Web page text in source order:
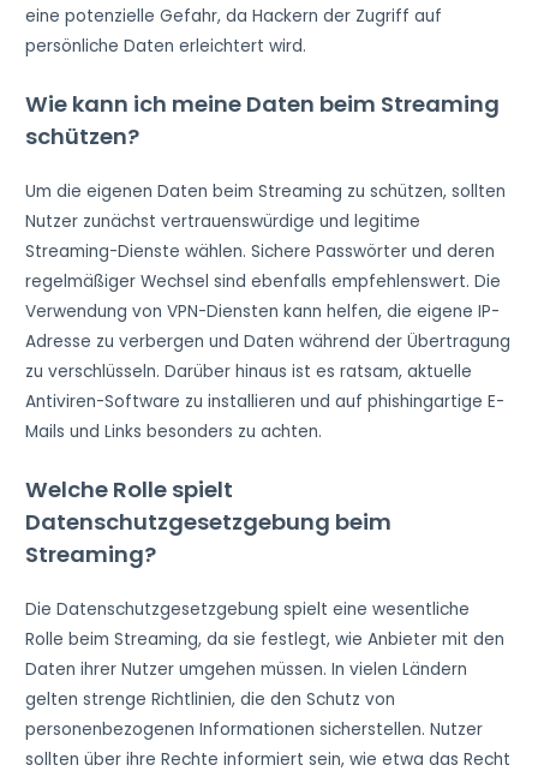
eine potenzielle Gefahr, da Hackern der Zugriff auf
persönliche Daten erleichtert wird.
Wie kann ich meine Daten beim Streaming
schützen?
Um die eigenen Daten beim Streaming zu schützen, sollten
Nutzer zunächst vertrauenswürdige und legitime
Streaming-Dienste wählen. Sichere Passwörter und deren
regelmäßiger Wechsel sind ebenfalls empfehlenswert. Die
Verwendung von VPN-Diensten kann helfen, die eigene IP-
Adresse zu verbergen und Daten während der Übertragung
zu verschlüsseln. Darüber hinaus ist es ratsam, aktuelle
Antiviren-Software zu installieren und auf phishingartige E-
Mails und Links besonders zu achten.
Welche Rolle spielt
Datenschutzgesetzgebung beim
Streaming?
Die Datenschutzgesetzgebung spielt eine wesentliche
Rolle beim Streaming, da sie festlegt, wie Anbieter mit den
Daten ihrer Nutzer umgehen müssen. In vielen Ländern
gelten strenge Richtlinien, die den Schutz von
personenbezogenen Informationen sicherstellen. Nutzer
sollten über ihre Rechte informiert sein, wie etwa das Recht